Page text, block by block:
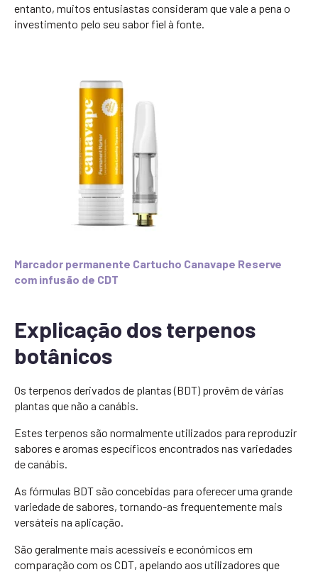
entanto, muitos entusiastas consideram que vale a pena o
investimento pelo seu sabor fiel à fonte.
Marcador permanente Cartucho Canavape Reserve
com infusão de CDT
Explicação dos terpenos
botânicos
Os terpenos derivados de plantas (BDT) provêm de várias
plantas que não a canábis.
Estes terpenos são normalmente utilizados para reproduzir
sabores e aromas específicos encontrados nas variedades
de canábis.
As fórmulas BDT são concebidas para oferecer uma grande
variedade de sabores, tornando-as frequentemente mais
versáteis na aplicação.
São geralmente mais acessíveis e económicos em
comparação com os CDT, apelando aos utilizadores que